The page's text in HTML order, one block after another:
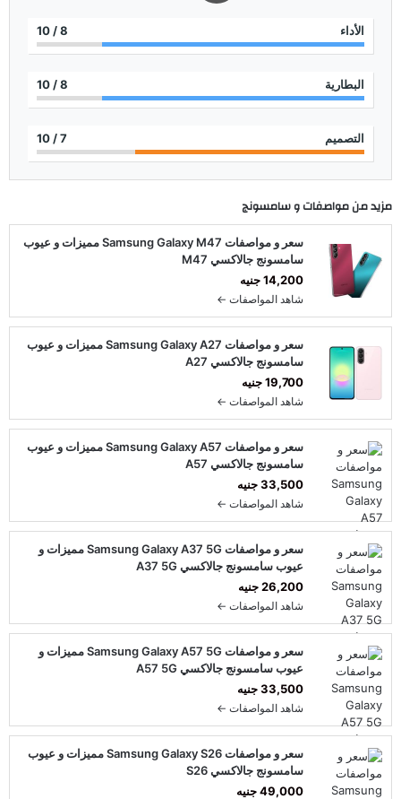
الأداء 8
/ 10
البطارية 8
/ 10
التصميم 7
/ 10
مزيد من مواصفات وسامسونج
سعر و مواصفات Samsung Galaxy M47 مميزات و عيوب
سامسونج جالاكسي M47
14,200 جنيه
شاهد المواصفات ←
سعر و مواصفات Samsung Galaxy A27 مميزات و عيوب
سامسونج جالاكسي A27
19,700 جنيه
شاهد المواصفات ←
سعر و مواصفات Samsung Galaxy A57 مميزات و عيوب
سامسونج جالاكسي A57
33,500 جنيه
شاهد المواصفات ←
سعر و مواصفات Samsung Galaxy A37 5G مميزات و
عيوب سامسونج جالاكسي A37 5G
26,200 جنيه
شاهد المواصفات ←
سعر و مواصفات Samsung Galaxy A57 5G مميزات و
عيوب سامسونج جالاكسي A57 5G
33,500 جنيه
شاهد المواصفات ←
سعر و مواصفات Samsung Galaxy S26 مميزات و عيوب
سامسونج جالاكسي S26
49,000 جنيه